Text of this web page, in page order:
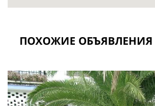
ПОХОЖИЕ ОБЪЯВЛЕНИЯ